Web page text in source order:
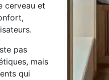
cerveau et
pas
mais
qui